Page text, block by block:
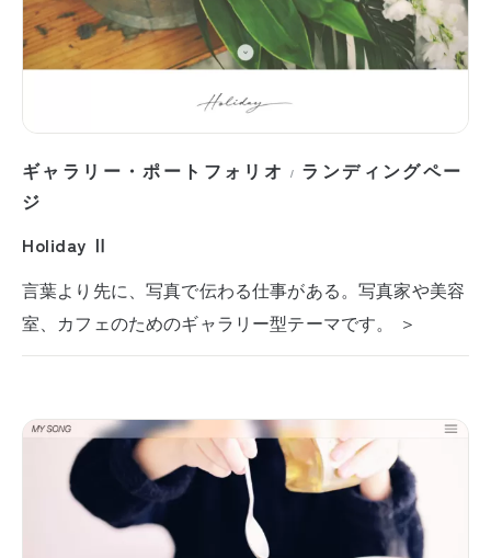
ギャラリー・ポートフォリオ / ランディングペー
ジ
Holiday Ⅱ
言葉より先に、写真で伝わる仕事がある。写真家や美容
室、カフェのためのギャラリー型テーマです。 ＞